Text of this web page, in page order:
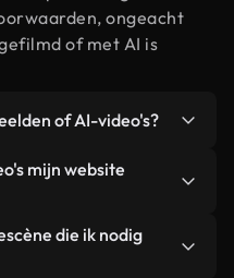
ongeacht
of met AI is
of AI-video's?
die bestaat
beelden van
gelabeld, zodat je
mijn website
versies
webklare formaten
die ik nodig